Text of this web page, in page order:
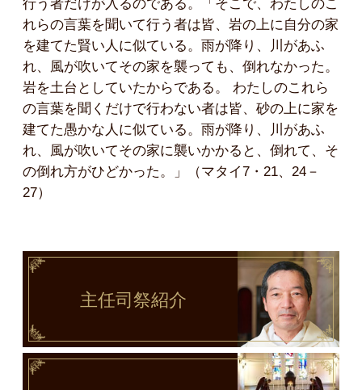
行う者だけが入るのである。「そこで、わたしのこ
れらの言葉を聞いて行う者は皆、岩の上に自分の家
を建てた賢い人に似ている。雨が降り、川があふ
れ、風が吹いてその家を襲っても、倒れなかった。
岩を土台としていたからである。 わたしのこれら
の言葉を聞くだけで行わない者は皆、砂の上に家を
建てた愚かな人に似ている。雨が降り、川があふ
れ、風が吹いてその家に襲いかかると、倒れて、そ
の倒れ方がひどかった。」（マタイ7・21、24－
27）
主任司祭紹介